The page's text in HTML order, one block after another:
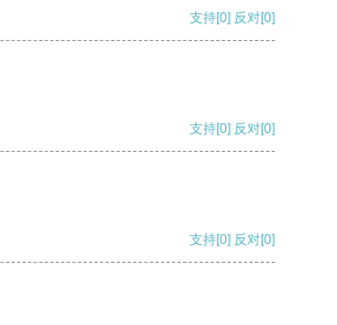
支持[0] 反对[0]
支持[0] 反对[0]
支持[0] 反对[0]